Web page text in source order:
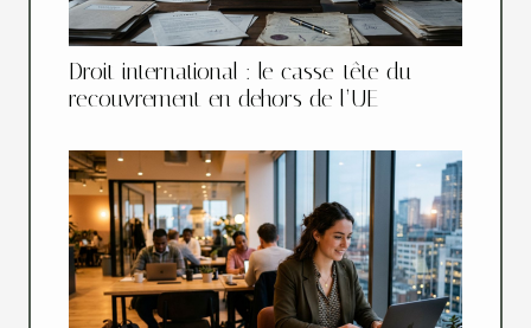
Droit international : le casse-tête du
recouvrement en dehors de l’UE